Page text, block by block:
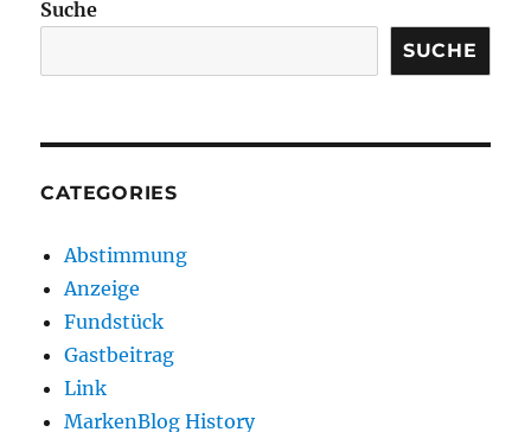
Suche
SUCHE
CATEGORIES
Abstimmung
Anzeige
Fundstück
Gastbeitrag
Link
MarkenBlog History